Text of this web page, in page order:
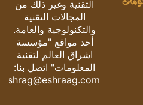
التقنية وغير ذلك من
المجالات التقنية
والتكنولوجية والعامة.
أحد مواقع "مؤسسة
اشراق العالم لتقنية
المعلومات" اتصل بنا:
eshrag@eshraag.com